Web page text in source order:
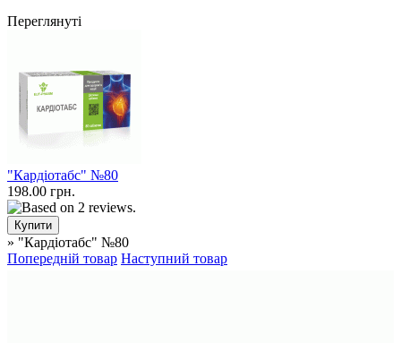
Переглянуті
"Кардіотабс" №80
198.00 грн.
» "Кардіотабс" №80
Попередній товар Наступний товар